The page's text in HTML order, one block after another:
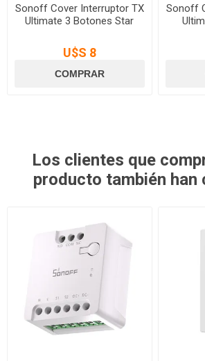
Sonoff Cover Interruptor TX
Ultimate 3 Botones Star
U$S 8
Sonoff
Los clientes que
producto también han